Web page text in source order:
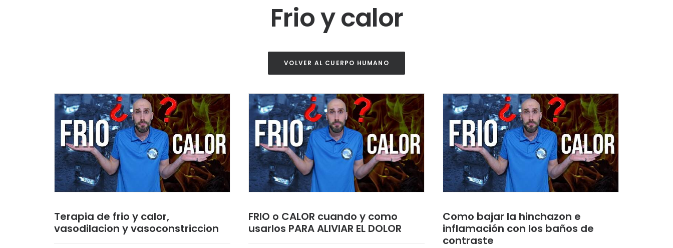
Frio y calor
VOLVER AL CUERPO HUMANO
Terapia de frio y calor,
vasodilacion y vasoconstriccion
FRIO o CALOR cuando y como
usarlos PARA ALIVIAR EL DOLOR
Como bajar la hinchazon e
inflamación con los baños de
contraste